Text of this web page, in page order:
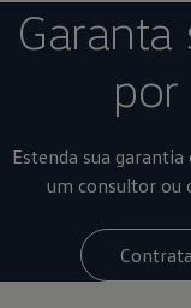
Estenda sua
um consultor ou